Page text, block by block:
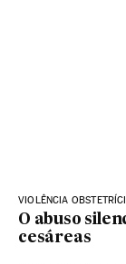
VIOLÊNCIA
O abuso
cesáreas